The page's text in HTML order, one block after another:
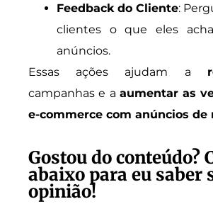
Feedback do Cliente:
clientes o que eles
anúncios.
Essas ações ajudam a
campanhas e a aumentar as
e-commerce com anúncios
Gostou do conteúdo?
abaixo para eu saber
opinião!